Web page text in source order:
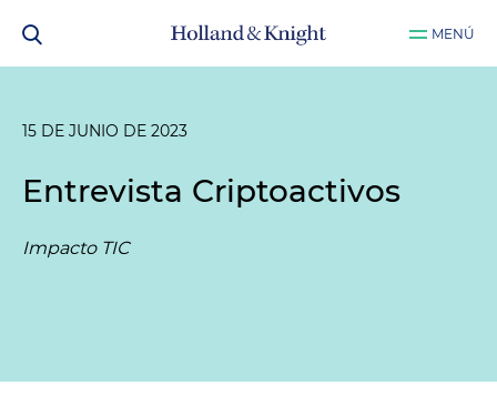
MENÚ
15 DE JUNIO DE 2023
Entrevista Criptoactivos
Impacto TIC